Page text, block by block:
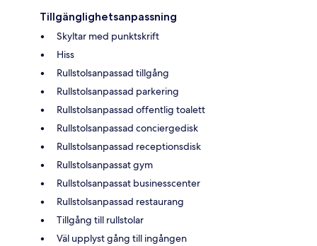
Tillgänglighetsanpassning
Skyltar med punktskrift
Hiss
Rullstolsanpassad tillgång
Rullstolsanpassad parkering
Rullstolsanpassad offentlig toalett
Rullstolsanpassad conciergedisk
Rullstolsanpassad receptionsdisk
Rullstolsanpassat gym
Rullstolsanpassat businesscenter
Rullstolsanpassad restaurang
Tillgång till rullstolar
Väl upplyst gång till ingången